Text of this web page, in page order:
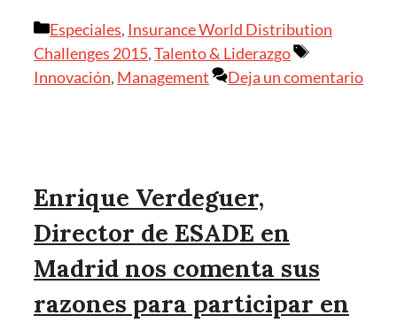
Categorías
Especiales, Insurance World Distribution
Challenges 2015,Talento & Liderazgo
Etiquetas
Innovación, Management Deja un comentario
Enrique Verdeguer,
Director de ESADE en
Madrid nos comenta sus
razones para participar en